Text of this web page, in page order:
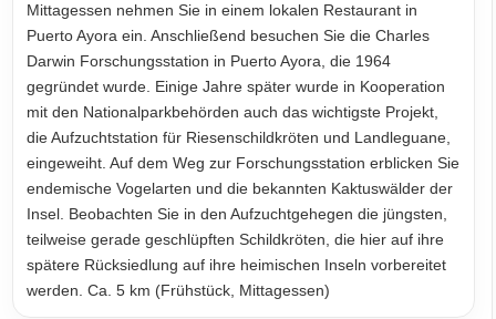
Mittagessen nehmen Sie in einem lokalen Restaurant in
Puerto Ayora ein. Anschließend besuchen Sie die Charles
Darwin Forschungsstation in Puerto Ayora, die 1964
gegründet wurde. Einige Jahre später wurde in Kooperation
mit den Nationalparkbehörden auch das wichtigste Projekt,
die Aufzuchtstation für Riesenschildkröten und Landleguane,
eingeweiht. Auf dem Weg zur Forschungsstation erblicken Sie
endemische Vogelarten und die bekannten Kaktuswälder der
Insel. Beobachten Sie in den Aufzuchtgehegen die jüngsten,
teilweise gerade geschlüpften Schildkröten, die hier auf ihre
spätere Rücksiedlung auf ihre heimischen Inseln vorbereitet
werden. Ca. 5 km (Frühstück, Mittagessen)